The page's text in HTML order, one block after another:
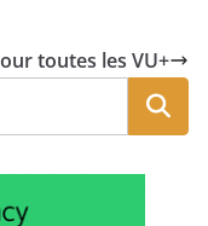
toutes les VU+